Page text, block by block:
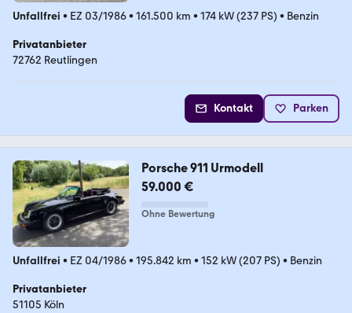
Unfallfrei • EZ 03/1986• 161.500 km • 174 kW (237 PS) • Benzin
Privatanbieter
72762 Reutlingen
Kontakt Parken
Porsche 911 Urmodell
59.000 €
Ohne Bewertung
Unfallfrei • EZ 04/1986• 195.842 km • 152 kW (207 PS) • Benzin
Privatanbieter
51105 Köln